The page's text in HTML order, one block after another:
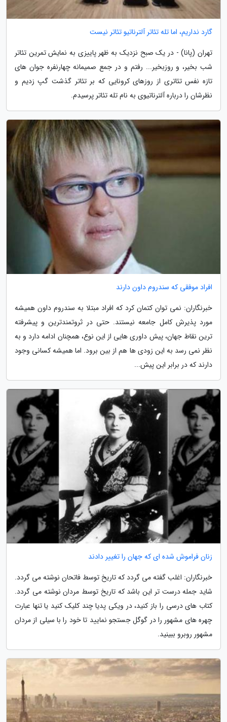
گارد نداریم، اما تله تئاتر آلترناتیو تئاتر نیست
تهران (پانا) - در یک صبح نزدیک به ظهر پاییزی به نمایش تمرین تئاتر
شب بخیر، و روزبخیر... رفتم و در جمع صمیمانه چهارنفره جوان های
تازه نفس تئاتری از روزهای کرونایی که بر تئاتر گذشت گپ زدیم و
نظرشان را درباره آلترناتیوی به نام تله تئاتر پرسیدم.
افراد موفقی که سندروم داون دارند
خبرنگاران: نمی توان کتمان کرد که افراد مبتلا به سندروم داون همیشه
مورد پذیرش کامل جامعه نیستند. حتی در ثروتمندترین و پیشرفته
ترین نقاط جهان، پیش داوری هایی از این نوع، همچنان ادامه دارد و به
نظر نمی رسد به این زودی ها هم از بین برود. اما همیشه کسانی وجود
دارند که در برابر این پیش...
زنان فراموش شده ای که جهان را تغییر دادند
خبرنگاران: اغلب گفته می گردد که تاریخ توسط فاتحان نوشته می گردد.
شاید جمله درست تر این باشد که تاریخ توسط مردان نوشته می گردد.
کتاب های درسی را باز کنید، در ویکی پدیا چند کلیک کنید یا تنها عبارت
چهره های مشهور را در گوگل جستجو نمایید تا خود را با سیلی از مردان
مشهور روبرو ببینید.